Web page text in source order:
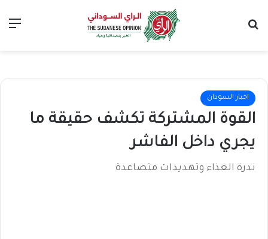
اخبار السودان
القوة المشتركة تكشف حقيقة ما
يجري داخل الفاشر
ندرة الغذاء وتهديدات متصاعدة